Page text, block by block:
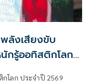
ลังเสียงขับ
กรู้ออทิสติกโลก
โลก ประจำปี 2569